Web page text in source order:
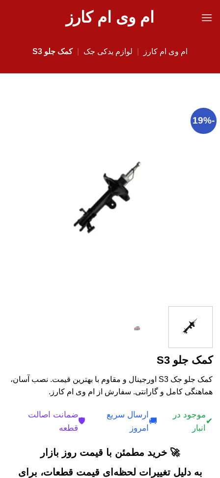
ام وی ام کارز
ام وی ام کارز لوازم یدکی جک کمک جلو S3
-19%
کمک جلو S3
کمک جلو جک S3 اورجینال و مقاوم با بهترین قیمت. نصب آسان،
هماهنگی کامل و گارانتی. سفارش از ام وی ام کارز.
✔
موجود در
انبار
🚚
ارسال سریع
امروز
🛡️
ضمانت اصالت
قطعه
🚀 خرید مطمئن با قیمت روز بازار
به دلیل تغییرات لحظه‌ای قیمت قطعات، برای